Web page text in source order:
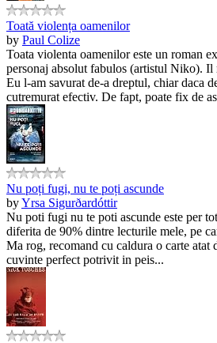
Toată violența oamenilor
by Paul Colize
Toata violenta oamenilor este un roman
personaj absolut fabulos (artistul Niko).
Eu l-am savurat de-a dreptul, chiar daca
cutremurat efectiv. De fapt, poate fix de
Nu poți fugi, nu te poți ascunde
byYrsa Sigurðardóttir
Nu poti fugi nu te poti ascunde este per
diferita de 90% dintre lecturile mele, pe
Ma rog, recomand cu caldura o carte
cuvinte perfect potrivit in peis...